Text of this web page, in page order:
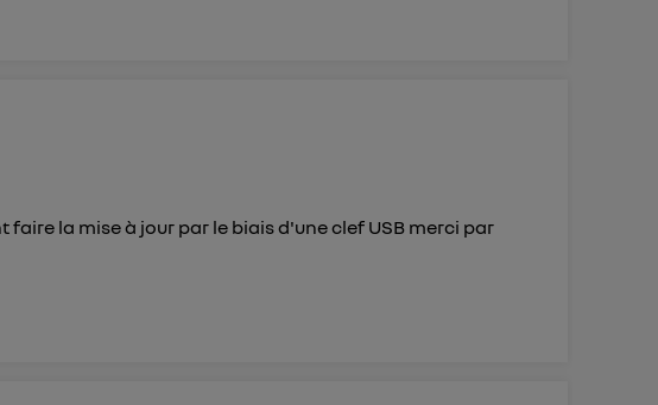
faire la mise à jour par le biais d'une clef USB merci par